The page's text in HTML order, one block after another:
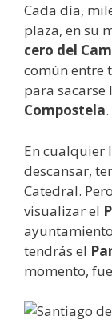
Cada día,
plaza, en su
cero del
común entre
para sacarse
Compostela.
En cualquier
descansar,
Catedral.
visualizar el
tendrás el
momento,